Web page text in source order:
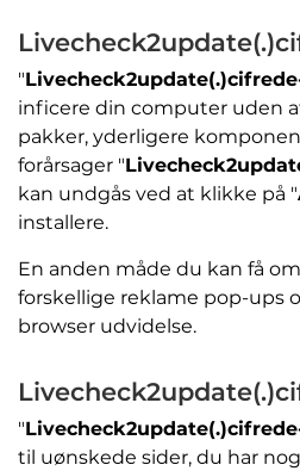
"
inficere din computer uden
pakker, yderligere
forårsager "
kan undgås ved at klikke på "
installere.
En anden måde du kan få
forskellige reklame pop-ups
browser udvidelse.
"
til uønskede sider, du har